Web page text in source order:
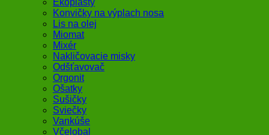
Ekoplasty
Konvičky na výplach nosa
Lis na olej
Miomat
Mixér
Nakličovacie misky
Odšťavovač
Orgonit
Ošatky
Sušičky
Sviečky
Vankúše
Včelobal